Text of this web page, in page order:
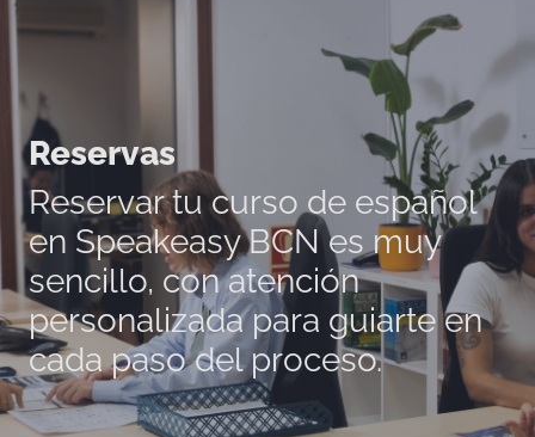
Reservas
Reservar tu curso de español
en Speakeasy BCN es muy
sencillo, con atención
personalizada para guiarte en
cada paso del proceso.